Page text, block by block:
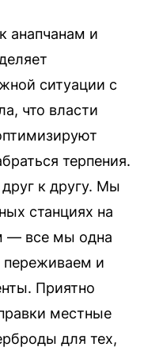
анапчанам и
ситуации с
что власти
терпения.
к другу. Мы
станциях на
— все мы одна
переживаем и
Приятно
местные
для тех,